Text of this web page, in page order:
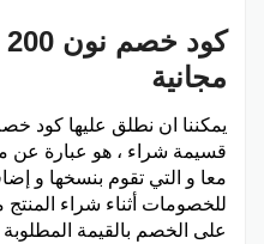
مجانية
يمكننا ان نطلق عليها كود
قسيمة شراء ، هو عبارة عن
معا و التي تقوم بنسخها و
للخصومات أثناء شراء
على الخصم بالقيمة